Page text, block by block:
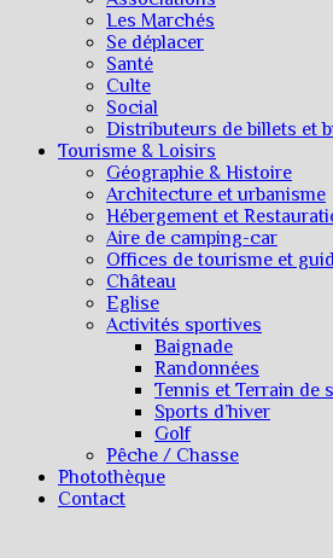
Les Marchés
Se déplacer
Santé
Culte
Social
Distributeurs de billets et
Tourisme & Loisirs
Géographie & Histoire
Architecture et urbanisme
Hébergement et
Aire de camping-car
Offices de tourisme et
Château
Eglise
Activités sportives
Baignade
Randonnées
Tennis et Terrain de
Sports d’hiver
Golf
Pêche / Chasse
Photothèque
Contact